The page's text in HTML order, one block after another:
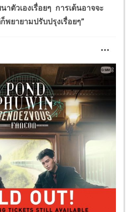
ตัวเองเรื่อยๆ การเต้นอาจจะ
ยายามปรับปรุงเรื่อยๆ”